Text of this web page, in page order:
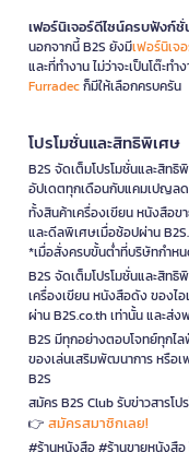
เฟอร์นิเจอร์ดีไซน์ครบฟังก์ชั่
นอกจากนี้ B2S ยังมีเฟอร์นิเจ
และที่ทำงาน ไม่ว่าจะเป็นโต๊ะท
Furradecก็มีให้เลือกครบครัน
โปรโมชั่นและสิทธิพิเศษ
B2S จัดเต็มโปรโมชั่นและสิท
อัปเดตทุกเดือนกับแคมเปญลด
ทั้งสินค้าเครื่องเขียน หนังสือ
และดีลพิเศษเมื่อช้อปผ่าน
*เมื่อสั่งครบขั้นต่ำที่บริษัทกำห
B2S จัดเต็มโปรโมชั่นและสิท
เครื่องเขียน หนังสือดัง ของ
ผ่าน B2S.co.th เท่านั้น และส่
B2S มีทุกอย่างตอบโจทย์ทุกไ
ของเล่นเสริมพัฒนาการ หรือเ
B2S
สมัคร B2S Club รับข่าวสารโ
👉 สมัครสมาชิกเลย!
#ร้านหนังสือ #ร้านขายหนังสือ